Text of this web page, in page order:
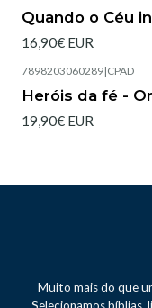
Quando o Céu
16,90€ EUR
7898203060289|CPAD
Heróis da fé -
19,90€ EUR
Muito mais do que